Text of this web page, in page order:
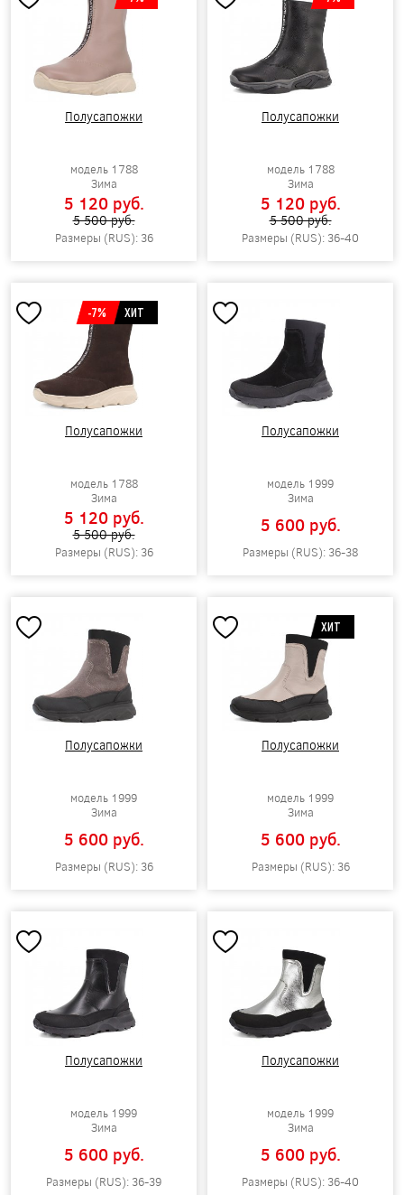
Полусапожки
модель 1788
Зима
5 120 pуб.
5 500 pуб.
Размеры (RUS): 36
Полусапожки
модель 1788
Зима
5 120 pуб.
5 500 pуб.
Размеры (RUS): 36-40
-7% ХИТ
Полусапожки
модель 1788
Зима
5 120 pуб.
5 500 pуб.
Размеры (RUS): 36
Полусапожки
модель 1999
Зима
5 600 pуб.
Размеры (RUS): 36-38
Полусапожки
модель 1999
Зима
5 600 pуб.
Размеры (RUS): 36
ХИТ
Полусапожки
модель 1999
Зима
5 600 pуб.
Размеры (RUS): 36
Полусапожки
модель 1999
Зима
5 600 pуб.
Размеры (RUS): 36-39
Полусапожки
модель 1999
Зима
5 600 pуб.
Размеры (RUS): 36-40